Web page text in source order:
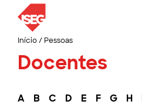
Início/ Pessoas
Docentes
A B C D E F G H